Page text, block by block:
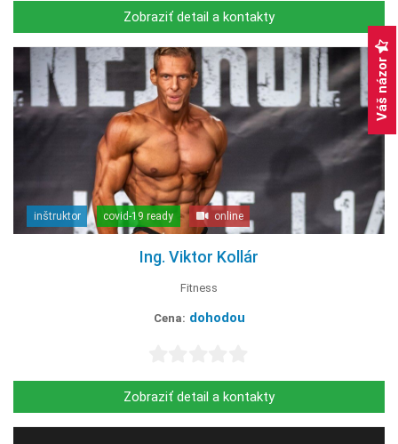
Zobraziť detail a kontakty
inštruktor covid-19 ready online
Ing. Viktor Kollár
Fitness
Cena: dohodou
Zobraziť detail a kontakty
Váš názor